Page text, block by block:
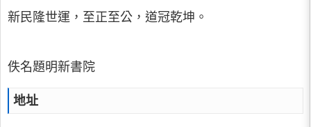
新民隆世運，至正至公，道冠乾坤。
佚名題明新書院
地址